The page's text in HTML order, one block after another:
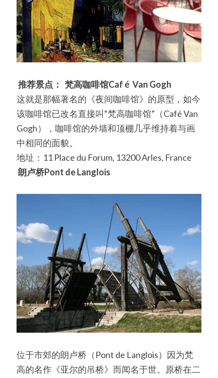
推荐景点： 梵高咖啡馆Caf é Van Gogh
这就是那幅著名的《夜间咖啡馆》的原型，如今
该咖啡馆已改名直接叫“梵高咖啡馆”（Café Van
Gogh），咖啡馆的外墙和顶棚几乎维持着与画
中相同的面貌。
地址：11 Place du Forum, 13200 Arles, France
朗卢桥Pont de Langlois
位于市郊的朗卢桥（Pont de Langlois）因为梵
高的名作《亚尔的吊桥》而闻名于世。原桥在二